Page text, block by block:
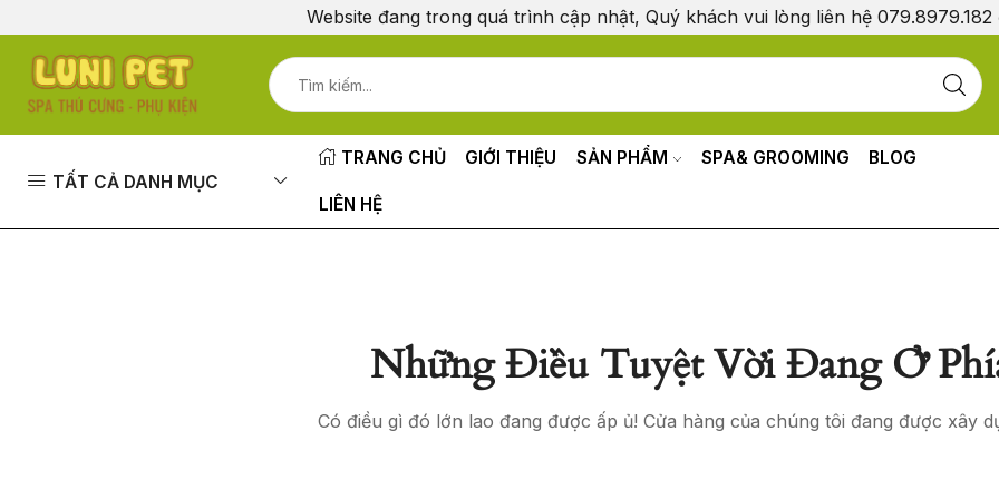
Website đang trong quá trình cập nhật, Quý khách vui lòng liên hệ
TẤT CẢ DANH MỤC
TRANG CHỦ GIỚI THIỆU SẢN PHẨM SPA& GROOMING BLOG
LIÊN HỆ
Những Điều Tuyệt Vời Đang Ở
Có điều gì đó lớn lao đang được ấp ủ! Cửa hàng của chúng tôi đang được xây